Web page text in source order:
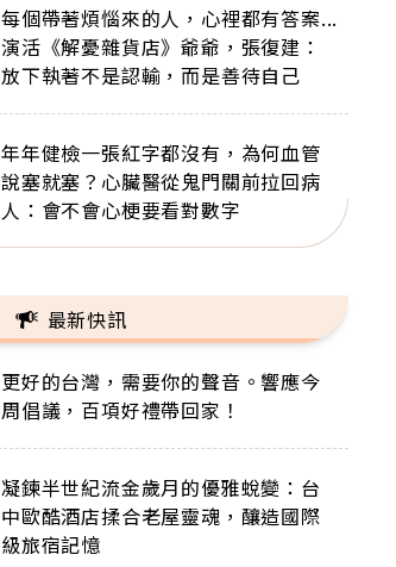
每個帶著煩惱來的人，心裡都有答案...
演活《解憂雜貨店》爺爺，張復建：
放下執著不是認輸，而是善待自己
年年健檢一張紅字都沒有，為何血管
說塞就塞？心臟醫從鬼門關前拉回病
人：會不會心梗要看對數字
最新快訊
更好的台灣，需要你的聲音。響應今
周倡議，百項好禮帶回家！
凝鍊半世紀流金歲月的優雅蛻變：台
中歐酷酒店揉合老屋靈魂，釀造國際
級旅宿記憶